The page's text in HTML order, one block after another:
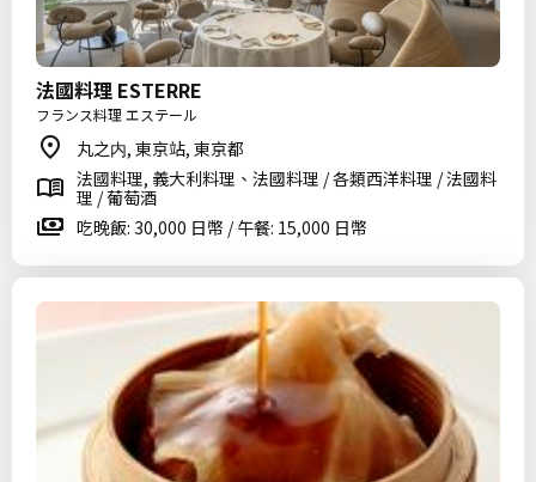
法國料理 ESTERRE
フランス料理 エステール
丸之内, 東京站, 東京都
法國料理, 義大利料理、法國料理 / 各類西洋料理 / 法國料
理 / 葡萄酒
吃晚飯: 30,000 日幣 / 午餐: 15,000 日幣